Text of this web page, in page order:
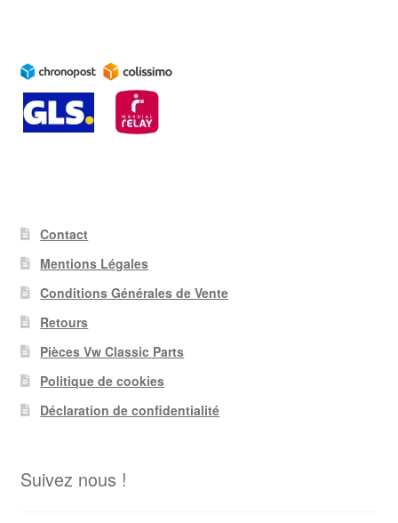
Contact
Mentions Légales
Conditions Générales de Vente
Retours
Pièces Vw Classic Parts
Politique de cookies
Déclaration de confidentialité
Suivez nous !